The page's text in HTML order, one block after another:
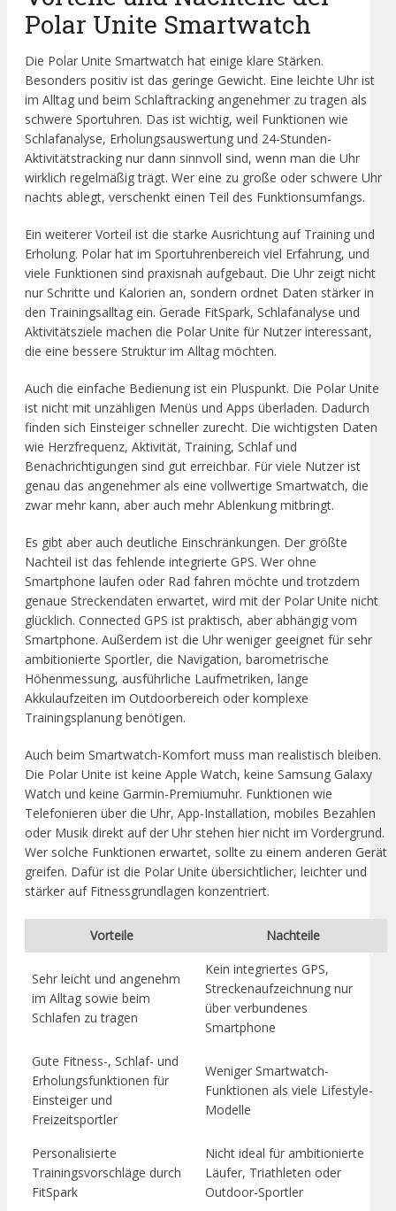
Polar Unite Smartwatch
Die Polar Unite Smartwatch hat einige klare Stärken.
Besonders positiv ist das geringe Gewicht. Eine leichte Uhr ist
im Alltag und beim Schlaftracking angenehmer zu tragen als
schwere Sportuhren. Das ist wichtig, weil Funktionen wie
Schlafanalyse, Erholungsauswertung und 24-Stunden-
Aktivitätstracking nur dann sinnvoll sind, wenn man die Uhr
wirklich regelmäßig trägt. Wer eine zu große oder schwere Uhr
nachts ablegt, verschenkt einen Teil des Funktionsumfangs.
Ein weiterer Vorteil ist die starke Ausrichtung auf Training und
Erholung. Polar hat im Sportuhrenbereich viel Erfahrung, und
viele Funktionen sind praxisnah aufgebaut. Die Uhr zeigt nicht
nur Schritte und Kalorien an, sondern ordnet Daten stärker in
den Trainingsalltag ein. Gerade FitSpark, Schlafanalyse und
Aktivitätsziele machen die Polar Unite für Nutzer interessant,
die eine bessere Struktur im Alltag möchten.
Auch die einfache Bedienung ist ein Pluspunkt. Die Polar Unite
ist nicht mit unzähligen Menüs und Apps überladen. Dadurch
finden sich Einsteiger schneller zurecht. Die wichtigsten Daten
wie Herzfrequenz, Aktivität, Training, Schlaf und
Benachrichtigungen sind gut erreichbar. Für viele Nutzer ist
genau das angenehmer als eine vollwertige Smartwatch, die
zwar mehr kann, aber auch mehr Ablenkung mitbringt.
Es gibt aber auch deutliche Einschränkungen. Der größte
Nachteil ist das fehlende integrierte GPS. Wer ohne
Smartphone laufen oder Rad fahren möchte und trotzdem
genaue Streckendaten erwartet, wird mit der Polar Unite nicht
glücklich. Connected GPS ist praktisch, aber abhängig vom
Smartphone. Außerdem ist die Uhr weniger geeignet für sehr
ambitionierte Sportler, die Navigation, barometrische
Höhenmessung, ausführliche Laufmetriken, lange
Akkulaufzeiten im Outdoorbereich oder komplexe
Trainingsplanung benötigen.
Auch beim Smartwatch-Komfort muss man realistisch bleiben.
Die Polar Unite ist keine Apple Watch, keine Samsung Galaxy
Watch und keine Garmin-Premiumuhr. Funktionen wie
Telefonieren über die Uhr, App-Installation, mobiles Bezahlen
oder Musik direkt auf der Uhr stehen hier nicht im Vordergrund.
Wer solche Funktionen erwartet, sollte zu einem anderen Gerät
greifen. Dafür ist die Polar Unite übersichtlicher, leichter und
stärker auf Fitnessgrundlagen konzentriert.
Vorteile Nachteile
Sehr leicht und angenehm
im Alltag sowie beim
Schlafen zu tragen
Kein integriertes GPS,
Streckenaufzeichnung nur
über verbundenes
Smartphone
Gute Fitness-, Schlaf- und
Erholungsfunktionen für
Einsteiger und
Freizeitsportler
Weniger Smartwatch-
Funktionen als viele Lifestyle-
Modelle
Personalisierte
Trainingsvorschläge durch
FitSpark
Nicht ideal für ambitionierte
Läufer, Triathleten oder
Outdoor-Sportler